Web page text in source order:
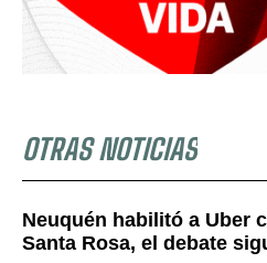
OTRAS NOTICIAS
Neuquén habilitó a Uber
Santa Rosa, el debate